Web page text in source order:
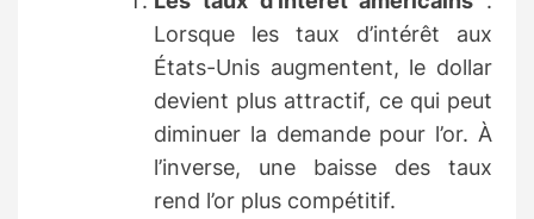
Lorsque les taux d’intérêt aux
États-Unis augmentent, le dollar
devient plus attractif, ce qui peut
diminuer la demande pour l’or. À
l’inverse, une baisse des taux
rend l’or plus compétitif.